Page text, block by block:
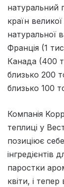
натуральний
країн
натуральної
Франція (1
Канада (400
близько 200
близько 100
Компанія
теплиці у
позиціює
інгредієнтів
паростки
квіти, і